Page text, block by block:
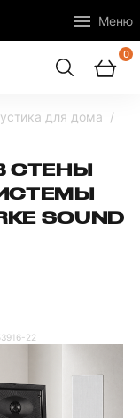
Меню
0
для дома
СТЕНЫ
SOUND
22